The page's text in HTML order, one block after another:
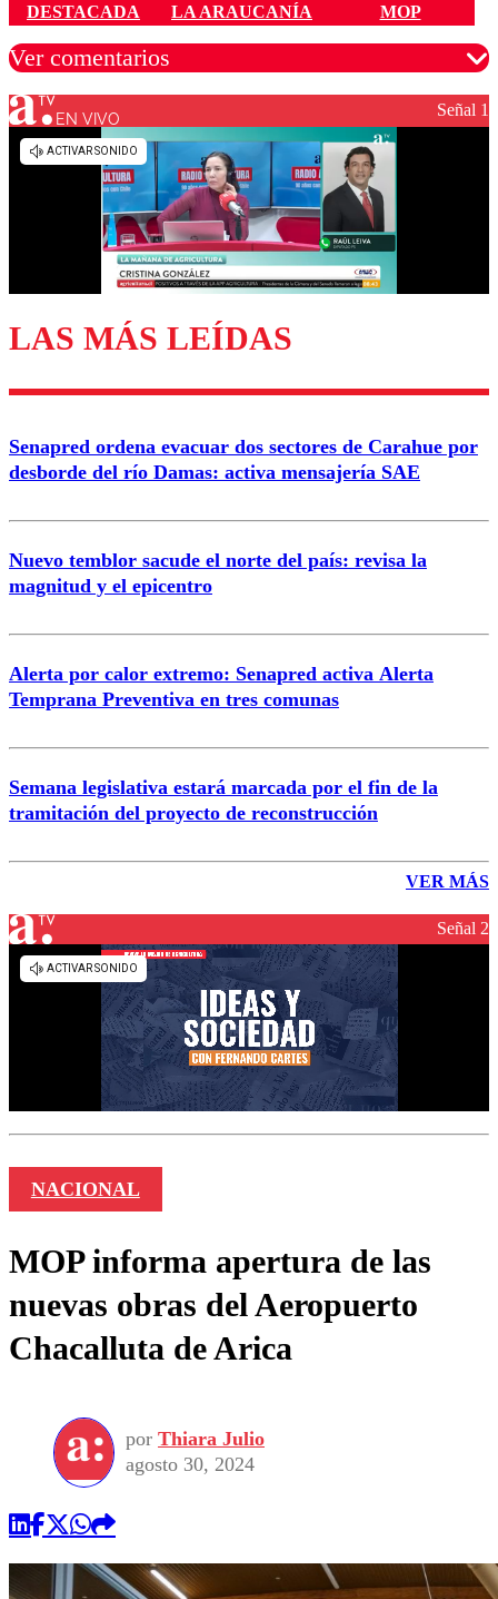
DESTACADA
LA ARAUCANÍA MOP
Ver comentarios
Los comentarios son moderados para garantizar un
diálogo respetuoso.
Enviar comentario
EN VIVO Señal 1
LAS MÁS LEÍDAS
Senapred ordena evacuar dos sectores de Carahue por
desborde del río Damas: activa mensajería SAE
Nuevo temblor sacude el norte del país: revisa la
magnitud y el epicentro
Alerta por calor extremo: Senapred activa Alerta
Temprana Preventiva en tres comunas
Semana legislativa estará marcada por el fin de la
tramitación del proyecto de reconstrucción
VER MÁS
Señal 2
NACIONAL
MOP informa apertura de las
nuevas obras del Aeropuerto
Chacalluta de Arica
por Thiara Julio
agosto 30, 2024